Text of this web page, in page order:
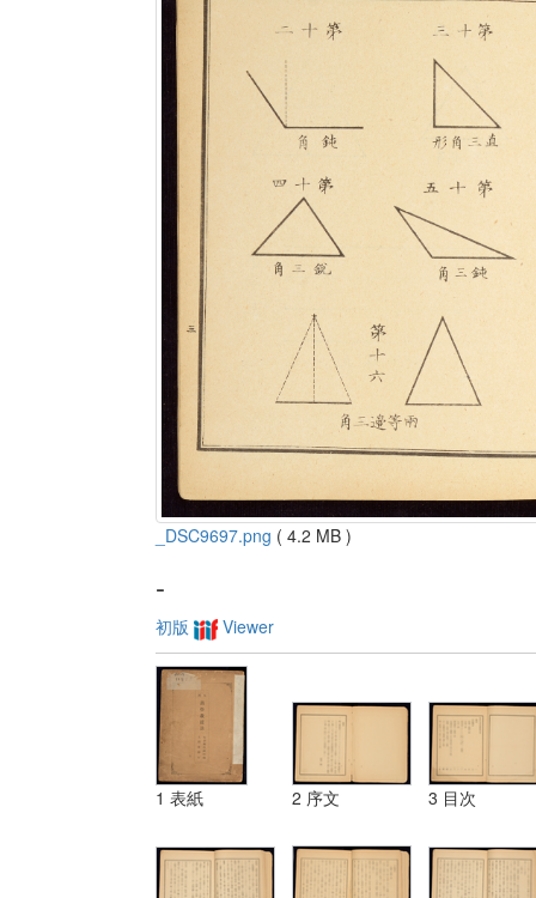
_DSC9697.png ( 4.2 MB )
-
初版 Viewer
1 表紙 2 序文 3 目次